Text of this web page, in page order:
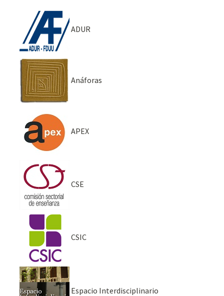
ADUR
Anáforas
APEX
CSE
CSIC
Espacio Interdisciplinario